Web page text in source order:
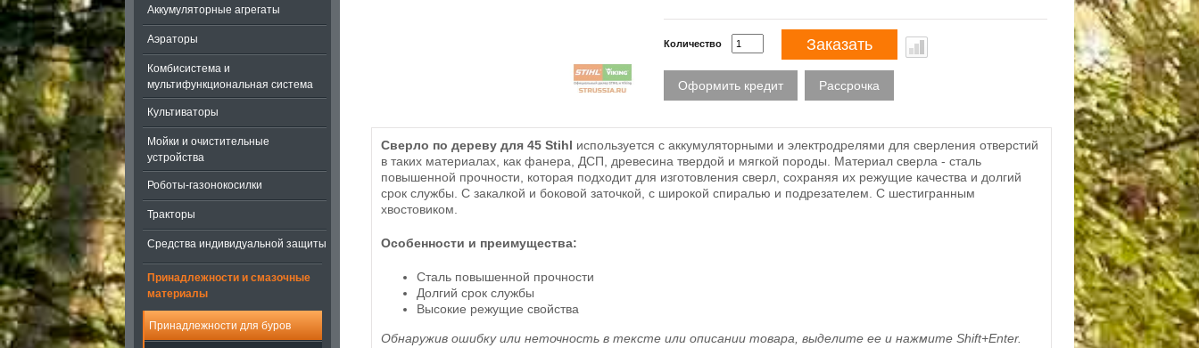
Аккумуляторные агрегаты
Аэраторы
Комбисистема и
мультифункциональная система
Культиваторы
Мойки и очистительные
устройства
Роботы-газонокосилки
Тракторы
Средства индивидуальной защиты
Принадлежности и смазочные
материалы
Принадлежности для буров
Количество Заказать
Оформить кредит Рассрочка
Сверло по дереву для 45 Stihl используется с аккумуляторными и электродрелями для сверления отверстий
в таких материалах, как фанера, ДСП, древесина твердой и мягкой породы. Материал сверла - сталь
повышенной прочности, которая подходит для изготовления сверл, сохраняя их режущие качества и долгий
срок службы. С закалкой и боковой заточкой, с широкой спиралью и подрезателем. С шестигранным
хвостовиком.
Особенности и преимущества:
Сталь повышенной прочности
Долгий срок службы
Высокие режущие свойства
Обнаружив ошибку или неточность в тексте или описании товара, выделите ее и нажмите Shift+Enter.